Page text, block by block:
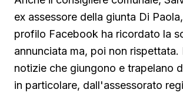
ex assessore della giunta Di
profilo Facebook ha ricordato la
annunciata ma, poi non rispettata.
notizie che giungono e trapelano
in particolare, dall'assessorato